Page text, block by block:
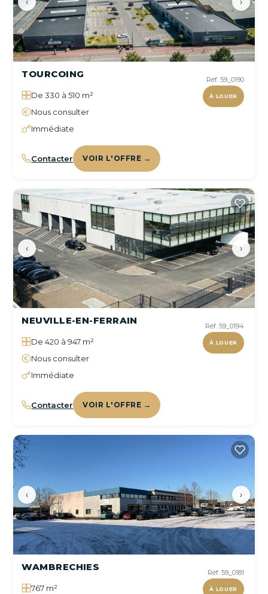
Réf. 59_0190
À LOUER
TOURCOING
De 330 à 510 m²
Nous consulter
Immédiate
Contacter VOIR L'OFFRE →
‹ ›
Réf. 59_0194
À LOUER
NEUVILLE-EN-FERRAIN
De 420 à 947 m²
Nous consulter
Immédiate
Contacter VOIR L'OFFRE →
‹ ›
Réf. 59_0181
À LOUER
WAMBRECHIES
767 m²